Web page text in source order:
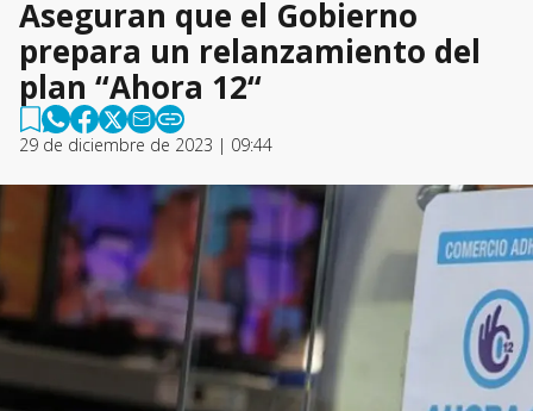
Aseguran que el Gobierno
prepara un relanzamiento del
plan “Ahora 12“
29 de diciembre de 2023 | 09:44